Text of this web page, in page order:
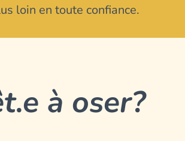
loin en toute confiance.
à oser?